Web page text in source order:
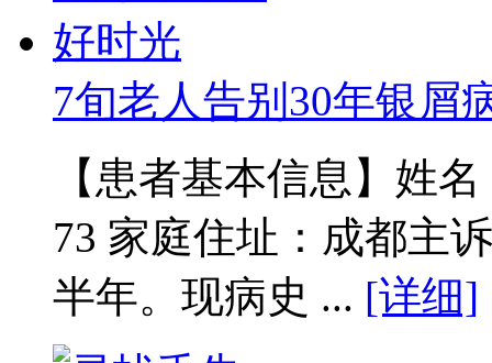
7旬老人告别30年银屑
【患者基本信息】姓
73 家庭住址：成都主
半年。现病史 ... [详细]